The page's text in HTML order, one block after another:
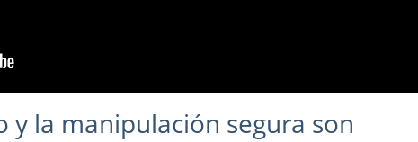
y la manipulación segura son